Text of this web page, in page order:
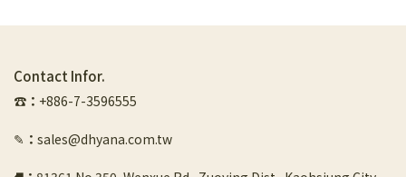
Contact Infor.
☎︎ ： +886-7-3596555
✎ ： sales@dhyana.com.tw